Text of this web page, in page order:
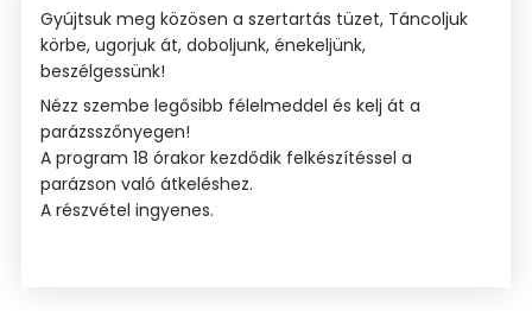
Gyújtsuk meg közösen a szertartás tüzet, Táncoljuk
körbe, ugorjuk át, doboljunk, énekeljünk,
beszélgessünk!
Nézz szembe legősibb félelmeddel és kelj át a
parázsszőnyegen!
A program 18 órakor kezdődik felkészítéssel a
parázson való átkeléshez.
A részvétel ingyenes.